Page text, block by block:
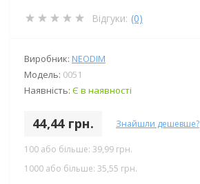
Відгуки: (0)
Виробник: NEODIM
Модель: 0051
Наявність: Є в наявності
44,44 грн. Знайшли дешевше?
100 або більше: 39,99 грн.
1000 або більше: 35,55 грн.